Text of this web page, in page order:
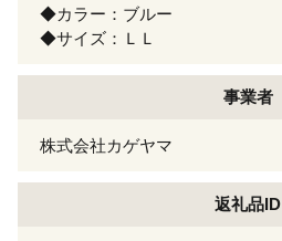
◆カラー：ブルー
◆サイズ：ＬＬ
事業者
株式会社カゲヤマ
返礼品ID